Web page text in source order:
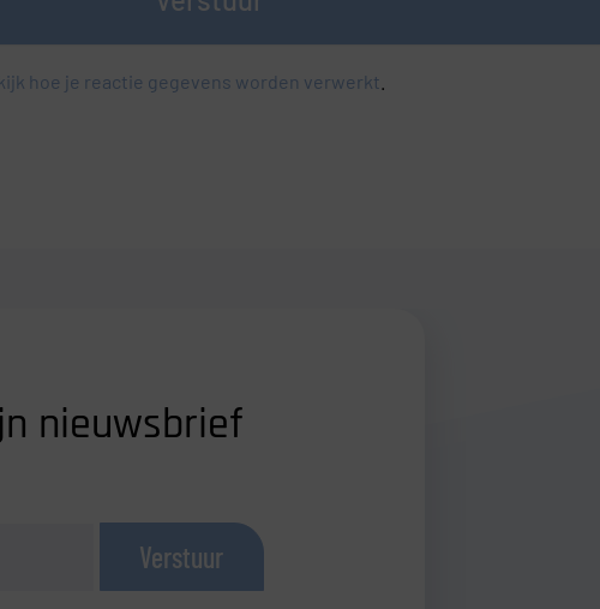
hoe je reactie gegevens worden verwerkt
nieuwsbrief
Verstuur